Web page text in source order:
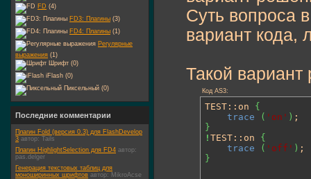
Суть вопроса
вариант кода,
Такой вариант
Код AS3:
TEST::on {
trace
( 'on' )
}
! TEST::on {
trace
( 'off' )
}
FD (4)
FD3: Плагины (3)
FD4: Плагины (1)
Регулярные
выражения (1)
Шрифт (0)
iFlash (0)
Пиксельный (0)
Последние комментарии
Плагин Fold (версия 0.3) для FlashDevelop
3 автор: Tails
Плагин HighlightSelection для FD4 автор:
pas.delger
Генерация текстовых таблиц для
моноширинных шрифтов автор: MikroAcse